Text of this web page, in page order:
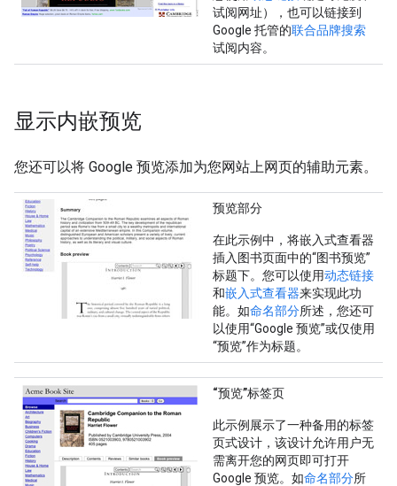
试阅网址），也可以链接到
Google 托管的联合品牌搜索
试阅内容。
显示内嵌预览
您还可以将 Google 预览添加为您网站上网页的辅助元素。
预览部分
在此示例中，将嵌入式查看器
插入图书页面中的“图书预览”
标题下。您可以使用动态链接
和嵌入式查看器来实现此功
能。如命名部分所述，您还可
以使用“Google 预览”或仅使用
“预览”作为标题。
“预览”标签页
此示例展示了一种备用的标签
页式设计，该设计允许用户无
需离开您的网页即可打开
Google 预览。如命名部分所